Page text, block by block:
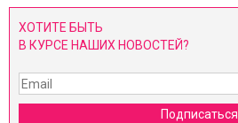
ХОТИТЕ БЫТЬ
В КУРСЕ НАШИХ НОВОСТЕЙ?
Подписаться